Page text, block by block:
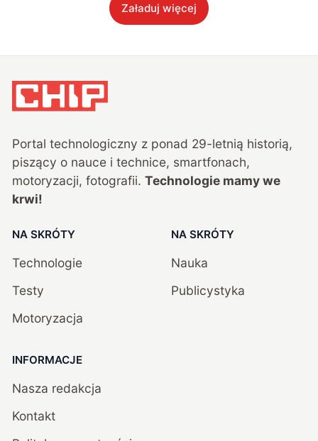
Załaduj więcej
Portal technologiczny z ponad 29-letnią historią,
piszący o nauce i technice, smartfonach,
motoryzacji, fotografii. Technologie mamy we
krwi!
NA SKRÓTY
Technologie
Testy
Motoryzacja
NA SKRÓTY
Nauka
Publicystyka
INFORMACJE
Nasza redakcja
Kontakt